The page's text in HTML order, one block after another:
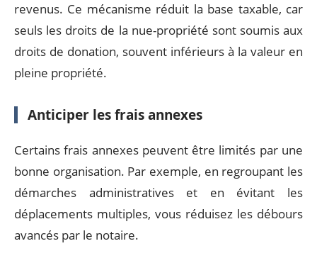
revenus. Ce mécanisme réduit la base taxable, car
seuls les droits de la nue-propriété sont soumis aux
droits de donation, souvent inférieurs à la valeur en
pleine propriété.
Anticiper les frais annexes
Certains frais annexes peuvent être limités par une
bonne organisation. Par exemple, en regroupant les
démarches administratives et en évitant les
déplacements multiples, vous réduisez les débours
avancés par le notaire.